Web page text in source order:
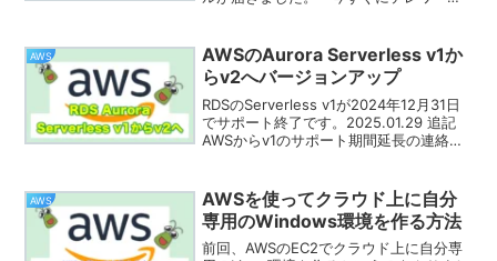
り盛りのタイトル。はい、やってみま
す。こんな人にオススメな...
AWS
AWSのAurora Serverless v1か
らv2へバージョンアップ
RDSのServerless v1が2024年12月31日
でサポート終了です。2025.01.29 追記
AWSからv1のサポート期間延長の連絡が
AWS
AWSを使ってクラウド上に自分
専用のWindows環境を作る方法
前回、AWSのEC2でクラウド上に自分専